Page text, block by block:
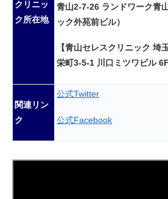
クリニッ
ク所在地
青山2-7-26 ランドワーク青
ック外苑前ビル）
【青山セレスクリニック 埼
栄町3-5-1 川口ミツワビル 6F
関連リン
ク
公式Twitter
公式Facebook